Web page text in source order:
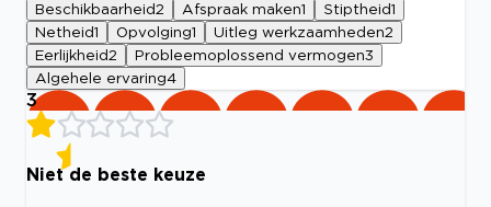
Beschikbaarheid2 Afspraak maken1 Stiptheid1
Netheid1 Opvolging1 Uitleg werkzaamheden2
Eerlijkheid2 Probleemoplossend vermogen3
Algehele ervaring4
3
Niet de beste keuze